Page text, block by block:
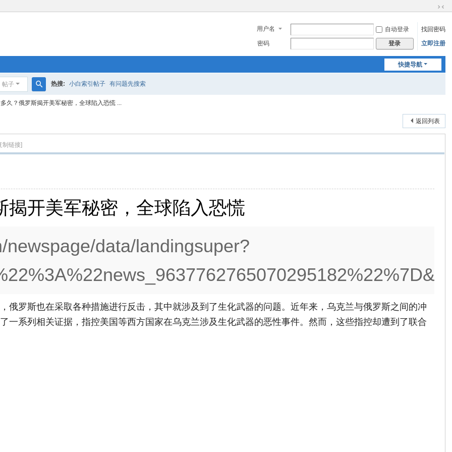
换
到
窄
用户名 自动登录
找回密码
密码
登录 立即注册
快捷导航
帖子
搜
热搜: 小白索引帖子 有问题先搜索
久？俄罗斯揭开美军秘密，全球陷入恐慌 ...
返回列表
制链接]
开美军秘密，全球陷入恐慌
data/landingsuper?
俄罗斯也在采取各种措施进行反击，其中就涉及到了生化武器的问题。近年来，乌克兰与俄罗斯之间的冲
一系列相关证据，指控美国等西方国家在乌克兰涉及生化武器的恶性事件。然而，这些指控却遭到了联合